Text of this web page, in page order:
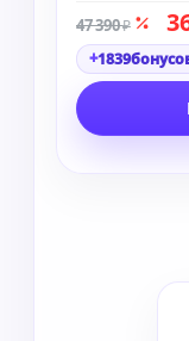
47 390₽
+1839